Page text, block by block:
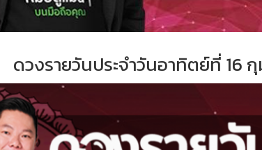
ดวงรายวันประจำวันอาทิตย์ที่ 16